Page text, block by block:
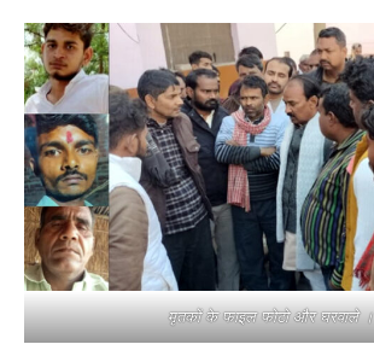
मृतकों के फाइल फोटो और घरवाले ।